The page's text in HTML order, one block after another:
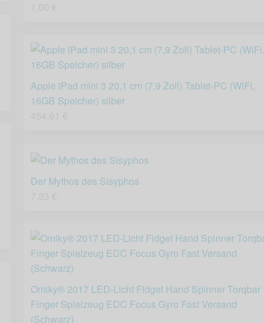
Apple iPad mini 3 20,1 cm (7,9 Zoll) Tablet-PC (WiFi,
16GB Speicher) silber
Der Mythos des Sisyphos
Omiky® 2017 LED-Licht Fidget Hand Spinner Torqbar
Finger Spielzeug EDC Focus Gyro Fast Versand
(Schwarz)